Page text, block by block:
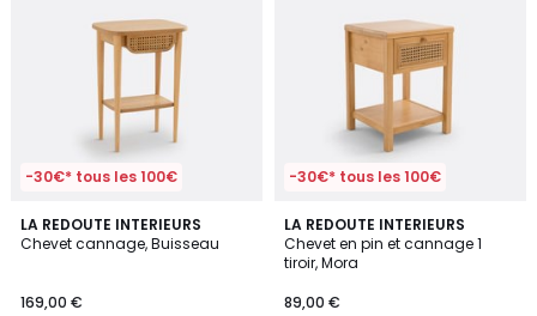
-30€* tous les 100€
LA REDOUTE INTERIEURS
Chevet cannage, Buisseau
169,00 €
4,4
/ 5
-30€* tous les 100€
LA REDOUTE INTERIEURS
Chevet en pin et cannage 1
tiroir, Mora
89,00 €
4,5
/ 5